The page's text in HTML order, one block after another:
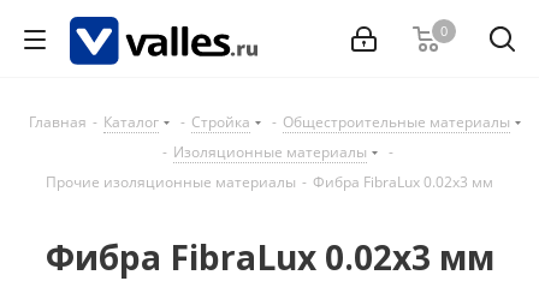
0
Главная - Каталог - Стройка - Общестроительные материалы
- Изоляционные материалы
-
Прочие изоляционные материалы - Фибра FibraLux 0.02х3 мм
Фибра FibraLux 0.02х3 мм